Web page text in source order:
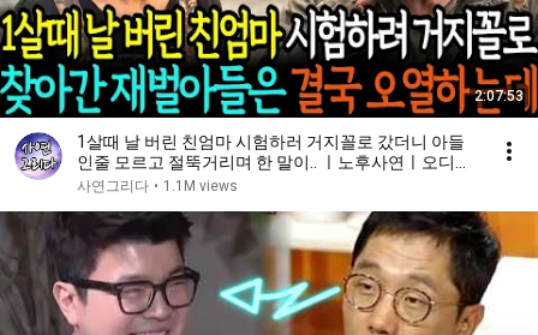
2:07:53
1살때 날 버린 친엄마 시험하러 거지꼴로 갔더니 아들
인줄 모르고 절뚝거리며 한 말이.. ㅣ노후사연ㅣ오디오
북ㅣ감동사연ㅣ사연라디오
사연그리다 • 1.1M views